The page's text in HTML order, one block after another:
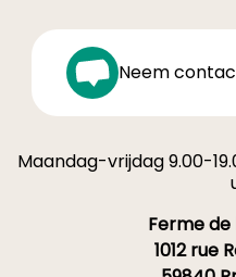
Neem
Maandag-vrijdag 9.00-
Ferme
1012 rue